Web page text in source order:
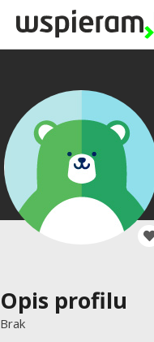
Opis profilu
Brak